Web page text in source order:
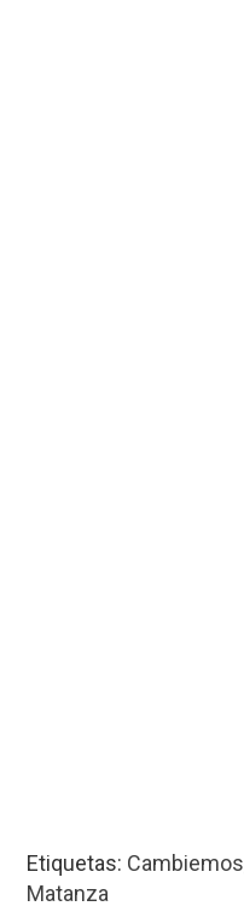
Etiquetas: Cambiemos
Matanza